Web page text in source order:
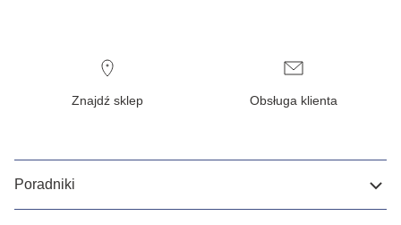
Znajdź sklep Obsługa klienta
Poradniki